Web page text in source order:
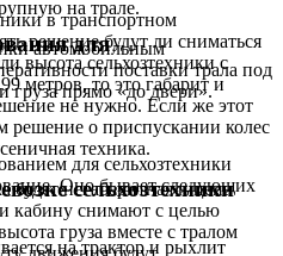
на трале.
автомобильным
поставки трала под
груза прямо «до двери».
в транспортном
решение будут ли сниматься
высота сельхозтехники с
метров, то это габарит и
не нужно. Если же этот
о приспускании колес
техника.
будет негабаритная и цена
кабину снимают с целью
груза вместе с тралом
для
для сельхозтехники
Оно бывает следующих
на трактор и рыхлит
сельхозтехники